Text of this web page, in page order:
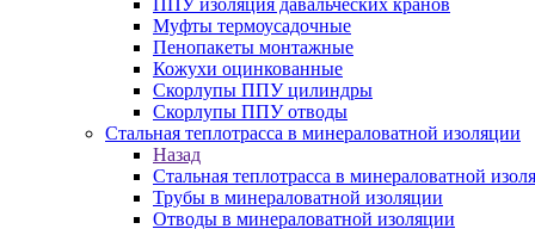
ППУ изоляция давальческих кранов
Муфты термоусадочные
Пенопакеты монтажные
Кожухи оцинкованные
Скорлупы ППУ цилиндры
Скорлупы ППУ отводы
Стальная теплотрасса в минераловатной изоляции
Назад
Стальная теплотрасса в минераловатной
Трубы в минераловатной изоляции
Отводы в минераловатной изоляции